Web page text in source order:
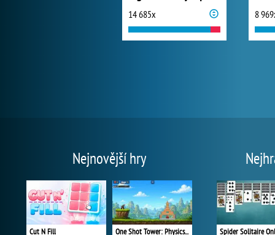
14 685x 8
Nejnovější hry
Cut N Fill One Shot Tower: Physics Destroyer Spider Solitaire